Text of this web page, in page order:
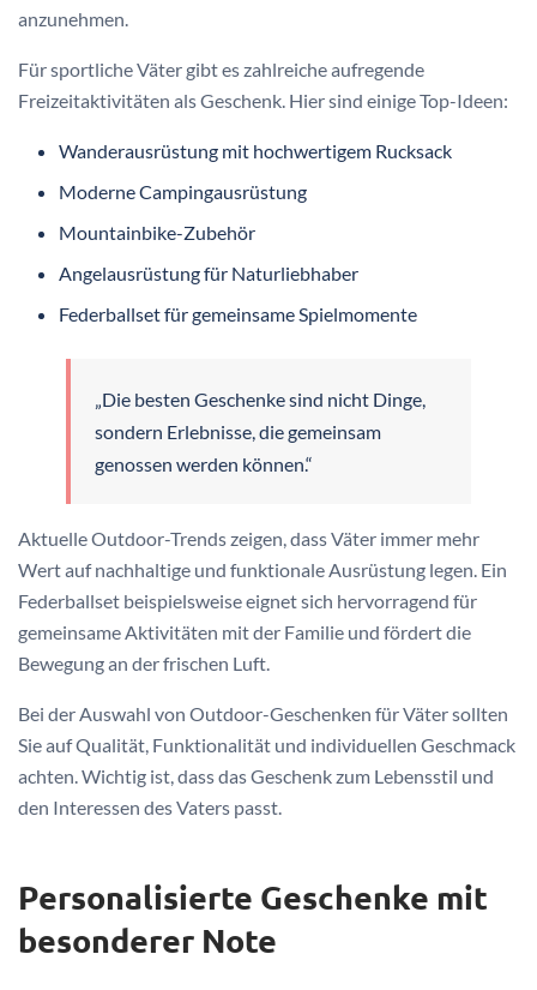
anzunehmen.
Für sportliche Väter gibt es zahlreiche aufregende
Freizeitaktivitäten als Geschenk. Hier sind einige Top-Ideen:
Wanderausrüstung mit hochwertigem Rucksack
Moderne Campingausrüstung
Mountainbike-Zubehör
Angelausrüstung für Naturliebhaber
Federballset für gemeinsame Spielmomente
„Die besten Geschenke sind nicht Dinge,
sondern Erlebnisse, die gemeinsam
genossen werden können.“
Aktuelle Outdoor-Trends zeigen, dass Väter immer mehr
Wert auf nachhaltige und funktionale Ausrüstung legen. Ein
Federballset beispielsweise eignet sich hervorragend für
gemeinsame Aktivitäten mit der Familie und fördert die
Bewegung an der frischen Luft.
Bei der Auswahl von Outdoor-Geschenken für Väter sollten
Sie auf Qualität, Funktionalität und individuellen Geschmack
achten. Wichtig ist, dass das Geschenk zum Lebensstil und
den Interessen des Vaters passt.
Personalisierte Geschenke mit
besonderer Note